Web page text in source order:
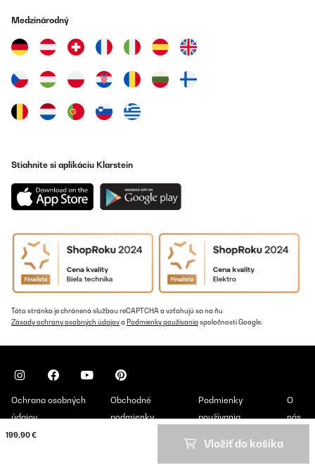
199,90 €
Vložiť do košíka
Medzinárodný
Stiahnite si aplikáciu Klarstein
Táto stránka je chránená službou reCAPTCHA a vzťahujú sa na ňu
Zásady ochrany osobných údajova Podmienky používania spoločnosti Google.
Ochrana osobných
údajov
Obchodné
podmienky
Podmienky
používania
O
nás
Copyright © 2026 Klarstein. All rights reserved